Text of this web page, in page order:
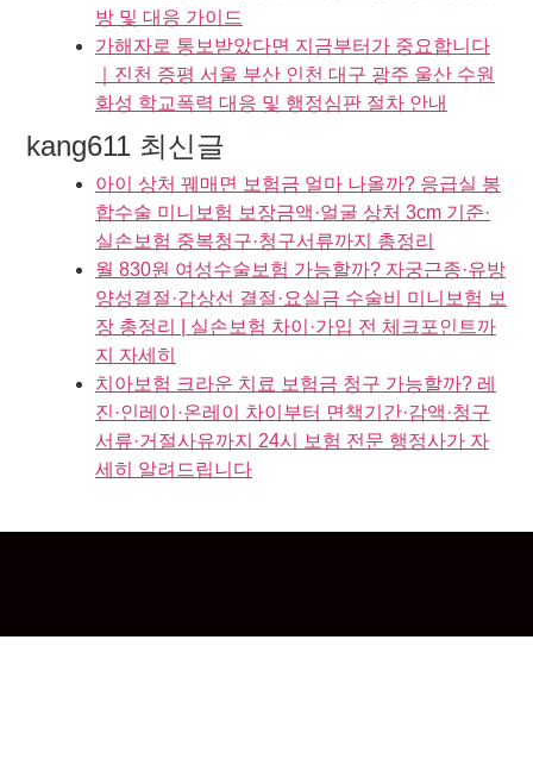
방 및 대응 가이드
가해자로 통보받았다면 지금부터가 중요합니다
｜진천 증평 서울 부산 인천 대구 광주 울산 수원
화성 학교폭력 대응 및 행정심판 절차 안내
kang611 최신글
아이 상처 꿰매면 보험금 얼마 나올까? 응급실 봉
합수술 미니보험 보장금액·얼굴 상처 3cm 기준·
실손보험 중복청구·청구서류까지 총정리
월 830원 여성수술보험 가능할까? 자궁근종·유방
양성결절·갑상선 결절·요실금 수술비 미니보험 보
장 총정리 | 실손보험 차이·가입 전 체크포인트까
지 자세히
치아보험 크라운 치료 보험금 청구 가능할까? 레
진·인레이·온레이 차이부터 면책기간·감액·청구
서류·거절사유까지 24시 보험 전문 행정사가 자
세히 알려드립니다